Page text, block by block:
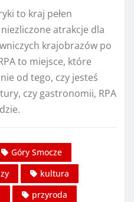
to kraj pełen
atrakcje dla
krajobrazów po
to miejsce, które
od tego, czy jesteś
czy gastronomii, RPA
Góry Smocze
kultura
przyroda